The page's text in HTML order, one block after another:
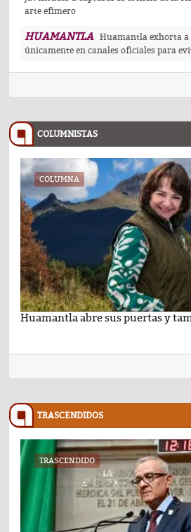
arte efímero
HUAMANTLA
Huamantla exhorta
únicamente en canales oficiales para
COLUMNISTAS
COLUMNA
Huamantla abre sus puertas y
TRASCENDIDOS
TRASCENDIDO